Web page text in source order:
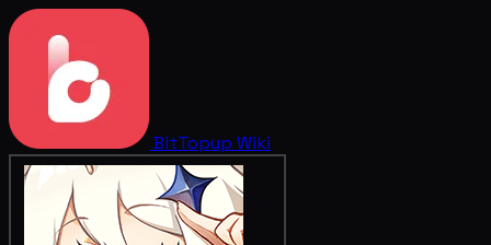
BitTopup Wiki